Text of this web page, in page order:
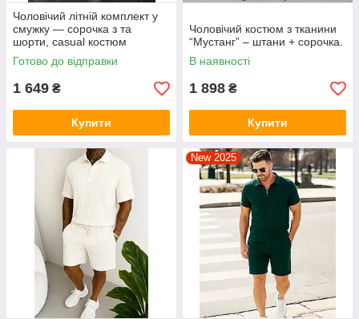
Чоловічий літній комплект у
смужку — сорочка з та
шорти, casual костюм
Готово до відправки
1 649 ₴
Купити
Чоловічий костюм з тканини
“Мустанг” – штани + сорочка.
В наявності
1 898 ₴
Купити
New 2025